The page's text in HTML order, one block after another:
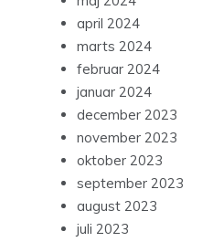
april 2024
marts 2024
februar 2024
januar 2024
december 2023
november 2023
oktober 2023
september 2023
august 2023
juli 2023